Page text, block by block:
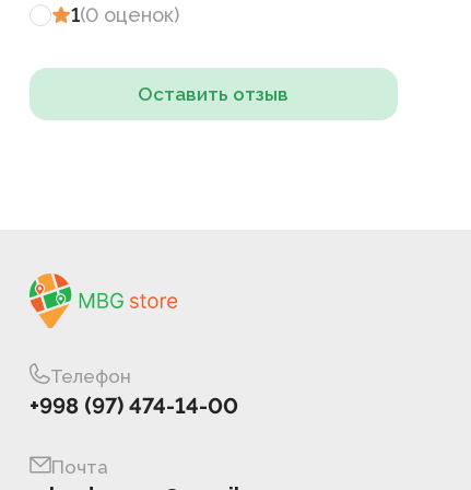
1(0 оценок)
Оставить отзыв
Телефон
+998 (97) 474-14-00
Почта